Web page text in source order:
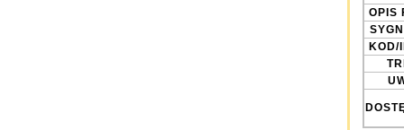
OPIS
KOD/